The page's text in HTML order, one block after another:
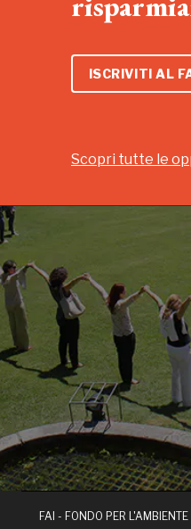
ISCRIVITI AL
Scopri tutte le
FAI - FONDO PER